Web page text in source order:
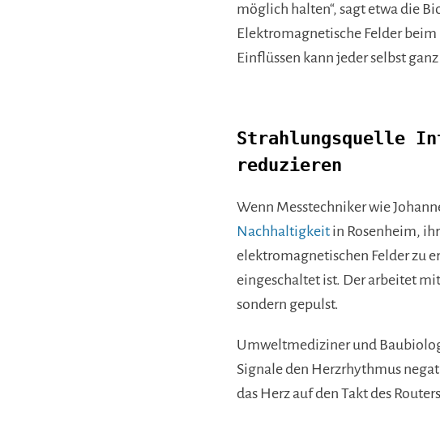
möglich halten“, sagt etwa die
Elektromagnetische Felder
Einflüssen kann jeder selbst
Strahlungsquelle
reduzieren
Wenn Messtechniker wie
Nachhaltigkeit in Rosenheim,
elektromagnetischen Felder zu
eingeschaltet ist. Der arbeitet mit
sondern gepulst.
Umweltmediziner und
Signale den Herzrhythmus
das Herz auf den Takt des